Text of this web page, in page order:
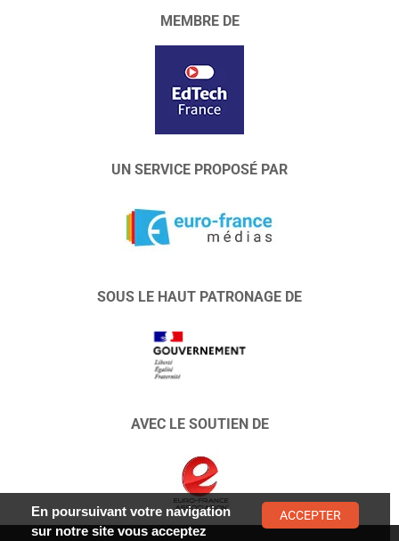
MEMBRE DE
UN SERVICE PROPOSÉ PAR
SOUS LE HAUT PATRONAGE DE
AVEC LE SOUTIEN DE
En poursuivant votre navigation
sur notre site vous acceptez
ACCEPTER